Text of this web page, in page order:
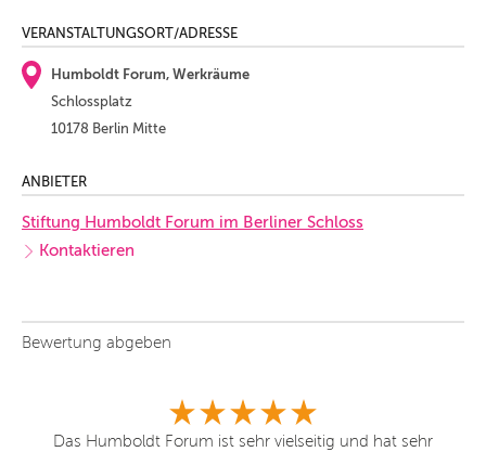
VERANSTALTUNGSORT/ADRESSE
Humboldt Forum, Werkräume
Schlossplatz
10178 Berlin Mitte
ANBIETER
Stiftung Humboldt Forum im Berliner Schloss
Kontaktieren
Bewertung abgeben
Das Humboldt Forum ist sehr vielseitig und hat sehr